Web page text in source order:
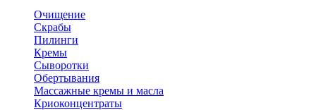
Очищение
Скрабы
Пилинги
Кремы
Сыворотки
Обертывания
Массажные кремы и масла
Криоконцентраты